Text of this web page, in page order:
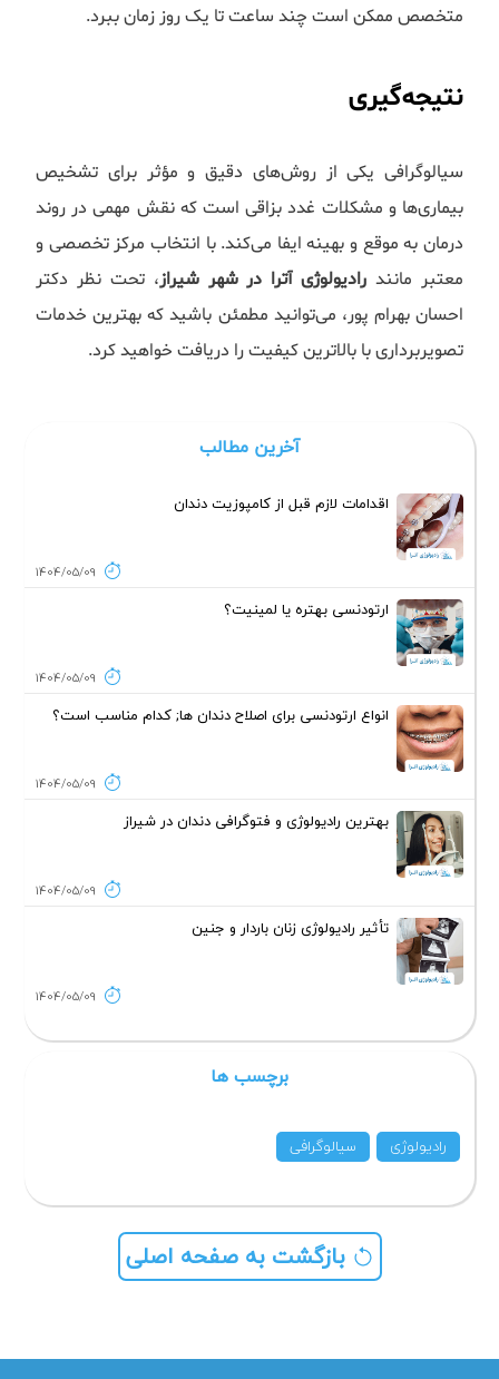
متخصص ممکن است چند ساعت تا یک روز زمان ببرد.
نتیجه‌گیری
سیالوگرافی یکی از روش‌های دقیق و مؤثر برای تشخیص
بیماری‌ها و مشکلات غدد بزاقی است که نقش مهمی در روند
درمان به موقع و بهینه ایفا می‌کند. با انتخاب مرکز تخصصی و
معتبر مانند رادیولوژی آترا در شهر شیراز، تحت نظر دکتر
احسان بهرام پور، می‌توانید مطمئن باشید که بهترین خدمات
تصویربرداری با بالاترین کیفیت را دریافت خواهید کرد.
آخرین مطالب
اقدامات لازم قبل از کامپوزیت دندان
1404/05/09
ارتودنسی بهتره یا لمینیت؟
1404/05/09
انواع ارتودنسی برای اصلاح دندان ها; کدام مناسب است؟
1404/05/09
بهترین رادیولوژی و فتوگرافی دندان در شیراز
1404/05/09
تأثیر رادیولوژی زنان باردار و جنین
1404/05/09
برچسب ها
رادیولوژی سیالوگرافی
بازگشت به صفحه اصلی